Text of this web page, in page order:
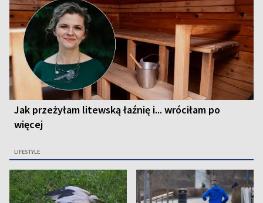
Jak przeżyłam litewską łaźnię i... wróciłam po
więcej
LIFESTYLE